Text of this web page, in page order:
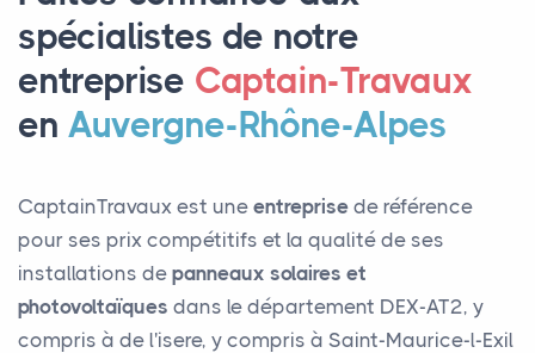
spécialistes de notre
entreprise Captain-Travaux
enAuvergne-Rhône-Alpes
CaptainTravaux est une entreprise de référence
pour ses prix compétitifs et la qualité de ses
installations de panneaux solaires et
photovoltaïques dans le département DEX-AT2, y
compris à de l'isere, y compris à Saint-Maurice-l-Exil